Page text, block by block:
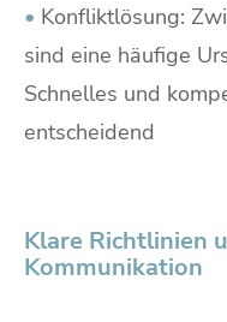
• Konfliktlösung:
sind eine häufige
Schnelles und
entscheidend
Klare Richtlinien
Kommunikation